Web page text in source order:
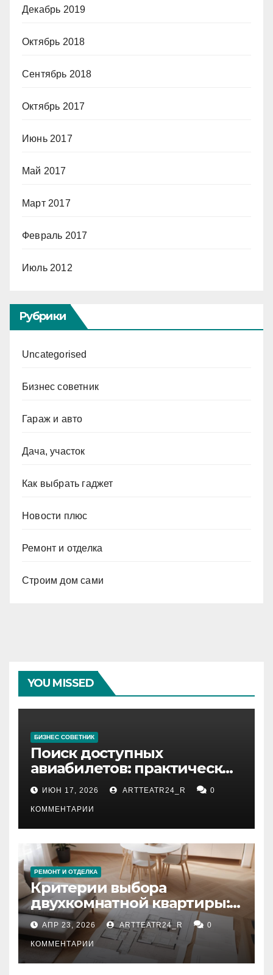
Декабрь 2019
Октябрь 2018
Сентябрь 2018
Октябрь 2017
Июнь 2017
Май 2017
Март 2017
Февраль 2017
Июль 2012
Рубрики
Uncategorised
Бизнес советник
Гараж и авто
Дача, участок
Как выбрать гаджет
Новости плюс
Ремонт и отделка
Строим дом сами
YOU MISSED
БИЗНЕС СОВЕТНИК
Поиск доступных
авиабилетов: практические
рекомендации
ИЮН 17, 2026 ARTTEATR24_R 0
КОММЕНТАРИИ
РЕМОНТ И ОТДЕЛКА
Критерии выбора
двухкомнатной квартиры:
планировка, площадь,
состояние и документация
АПР 23, 2026 ARTTEATR24_R 0
КОММЕНТАРИИ